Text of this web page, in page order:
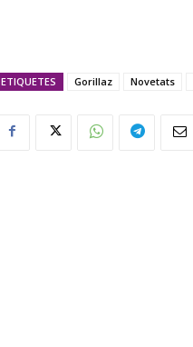
ETIQUETES Gorillaz Novetats